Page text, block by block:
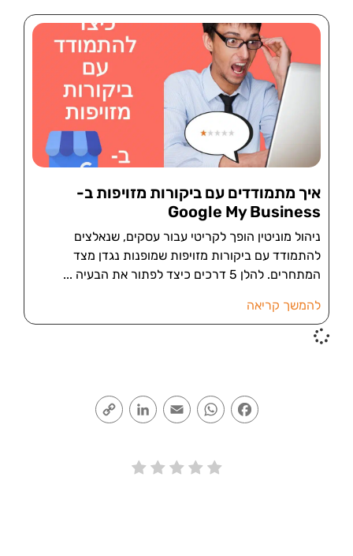
איך מתמודדים עם ביקורות מזויפות ב-
Google My Business
ניהול מוניטין הופך לקריטי עבור עסקים, שנאלצים
להתמודד עם ביקורות מזויפות שמופנות נגדן מצד
המתחרים. להלן 5 דרכים כיצד לפתור את הבעיה
להמשך קריאה
Facebook
WhatsApp
Email
LinkedIn